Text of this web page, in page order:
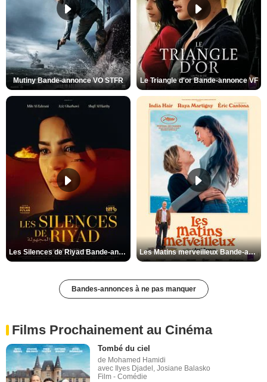
Mutiny Bande-annonce VO STFR Le Triangle d'or Bande-annonce VF
Les Silences de Riyad Bande-annonce VO STFR Les Matins merveilleux Bande-annonce VF
Bandes-annonces à ne pas manquer
Films Prochainement au Cinéma
Tombé du ciel
de Mohamed Hamidi
avec Ilyes Djadel, Josiane Balasko
Film - Comédie